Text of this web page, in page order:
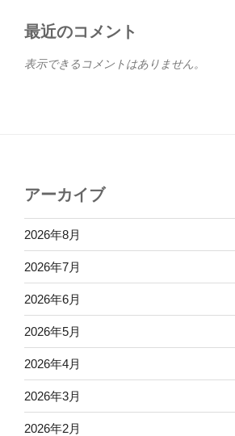
最近のコメント
表示できるコメントはありません。
アーカイブ
2026年8月
2026年7月
2026年6月
2026年5月
2026年4月
2026年3月
2026年2月